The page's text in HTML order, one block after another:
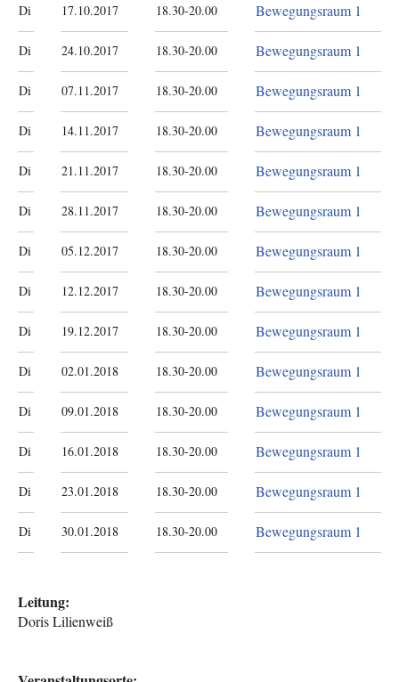
Di 17.10.2017 18.30-20.00 Bewegungsraum 1
Di 24.10.2017 18.30-20.00 Bewegungsraum 1
Di 07.11.2017 18.30-20.00 Bewegungsraum 1
Di 14.11.2017 18.30-20.00 Bewegungsraum 1
Di 21.11.2017 18.30-20.00 Bewegungsraum 1
Di 28.11.2017 18.30-20.00 Bewegungsraum 1
Di 05.12.2017 18.30-20.00 Bewegungsraum 1
Di 12.12.2017 18.30-20.00 Bewegungsraum 1
Di 19.12.2017 18.30-20.00 Bewegungsraum 1
Di 02.01.2018 18.30-20.00 Bewegungsraum 1
Di 09.01.2018 18.30-20.00 Bewegungsraum 1
Di 16.01.2018 18.30-20.00 Bewegungsraum 1
Di 23.01.2018 18.30-20.00 Bewegungsraum 1
Di 30.01.2018 18.30-20.00 Bewegungsraum 1
Leitung:
Doris Lilienweiß